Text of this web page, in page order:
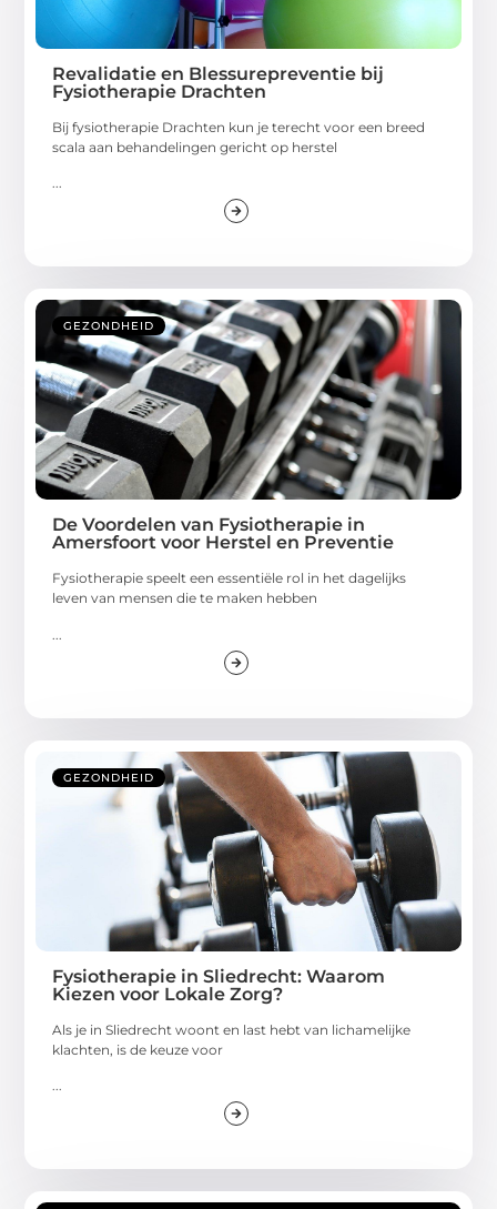
Revalidatie en Blessurepreventie bij
Fysiotherapie Drachten
Bij fysiotherapie Drachten kun je terecht voor een breed
scala aan behandelingen gericht op herstel
...
GEZONDHEID
De Voordelen van Fysiotherapie in
Amersfoort voor Herstel en Preventie
Fysiotherapie speelt een essentiële rol in het dagelijks
leven van mensen die te maken hebben
GEZONDHEID
Fysiotherapie in Sliedrecht: Waarom
Kiezen voor Lokale Zorg?
Als je in Sliedrecht woont en last hebt van lichamelijke
klachten, is de keuze voor
...